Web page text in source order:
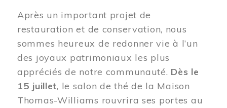
Après un important projet de
restauration et de conservation, nous
sommes heureux de redonner vie à l’un
des joyaux patrimoniaux les plus
appréciés de notre communauté. Dès le
15 juillet, le salon de thé de la Maison
Thomas-Williams rouvrira ses portes au